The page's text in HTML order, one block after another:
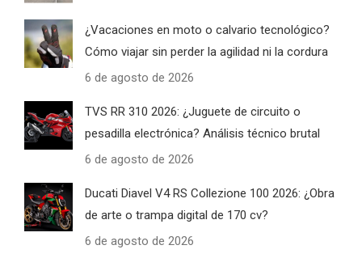
¿Vacaciones en moto o calvario tecnológico?
Cómo viajar sin perder la agilidad ni la cordura
6 de agosto de 2026
TVS RR 310 2026: ¿Juguete de circuito o
pesadilla electrónica? Análisis técnico brutal
6 de agosto de 2026
Ducati Diavel V4 RS Collezione 100 2026: ¿Obra
de arte o trampa digital de 170 cv?
6 de agosto de 2026